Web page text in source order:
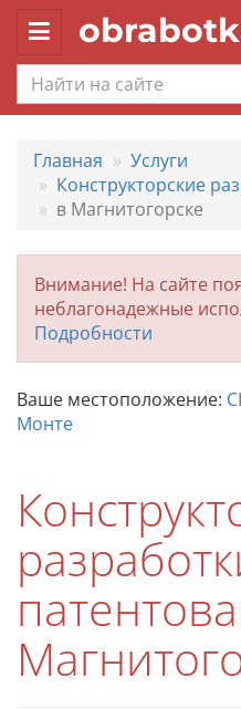
Toggle
navigation
Главная
Услуги
Конструкторские
в Магнитогорске
Внимание! На сайте
неблагонадежные
Подробности
Ваше местоположение:
Монте